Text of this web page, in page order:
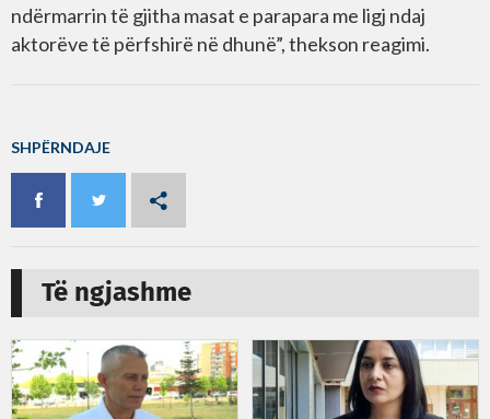
ndërmarrin të gjitha masat e parapara me ligj ndaj
aktorëve të përfshirë në dhunë”, thekson reagimi.
SHPËRNDAJE
Të ngjashme